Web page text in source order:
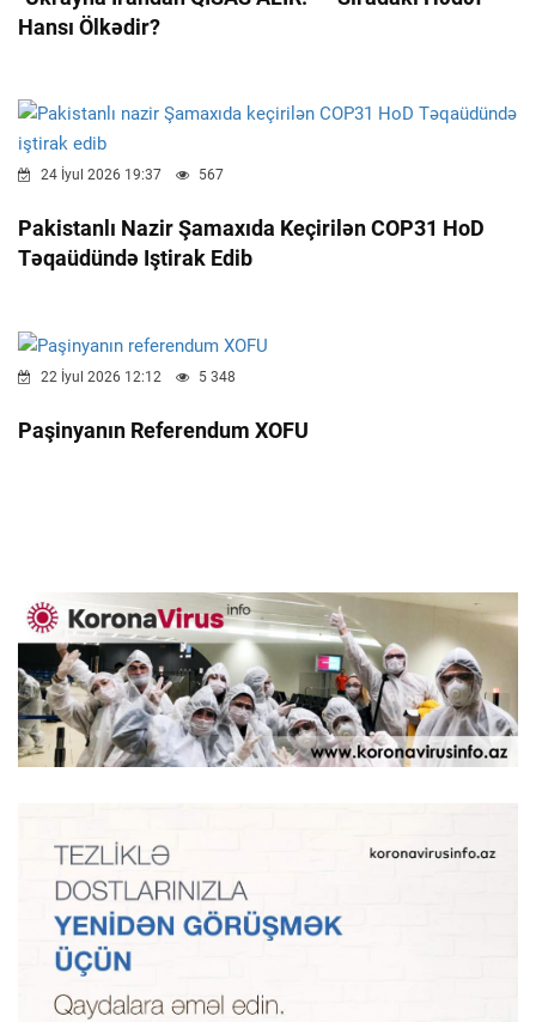
Hansı Ölkədir?
24 İyul 2026 19:37 567
Pakistanlı Nazir Şamaxıda Keçirilən COP31 HoD
Təqaüdündə Iştirak Edib
22 İyul 2026 12:12 5 348
Paşinyanın Referendum XOFU